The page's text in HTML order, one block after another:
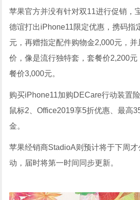
苹果官方并没有针对双11进行促销，
德谊打出iPhone11限定优惠，携码指
元，再赠指定配件购物金2,000元，
价，像是流行独特套，套餐价2,200
餐价3,000元。
购买iPhone11加购DECare行动装置
鼠标2、Office2019享5折优惠、最高
金。
苹果经销商StadioA则预计将于下周
动，届时将第一时间同步更新。